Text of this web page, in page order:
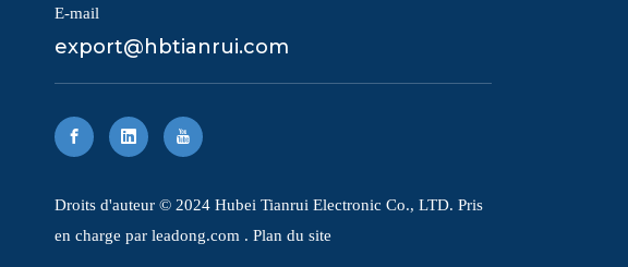
E-mail
export@hbtianrui.com
​Droits d'auteur © 2024 Hubei Tianrui Electronic Co., LTD. Pris
en charge par leadong.com . Plan du site